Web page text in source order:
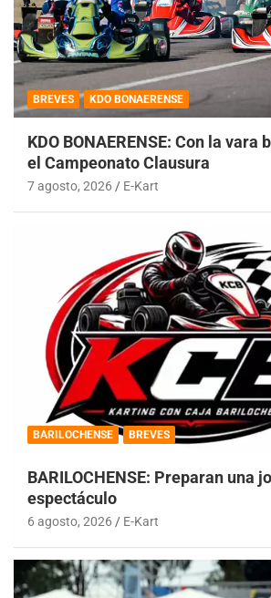
BREVES KDO BONAERENSE
KDO BONAERENSE: Con la vara
el Campeonato Clausura
7 agosto, 2026 E-Kart
BARILOCHENSE BREVES
BARILOCHENSE: Preparan una
espectáculo
6 agosto, 2026 E-Kart